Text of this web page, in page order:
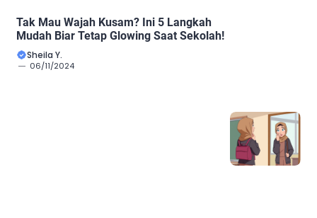
Tak Mau Wajah Kusam? Ini 5 Langkah
Mudah Biar Tetap Glowing Saat Sekolah!
Sheila Y.
06/11/2024